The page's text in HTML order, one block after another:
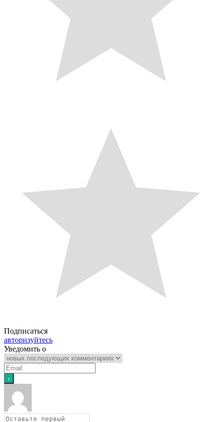
Подписаться
авторизуйтесь
Уведомить о